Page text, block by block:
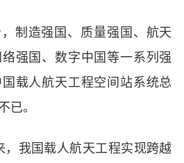
制造强国、质量强国、航天
强国、数字中国等一系列强
载人航天工程空间站系统总
已。
，我国载人航天工程实现跨越